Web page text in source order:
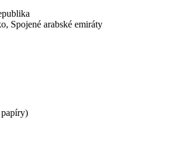
Spojené arabské emiráty